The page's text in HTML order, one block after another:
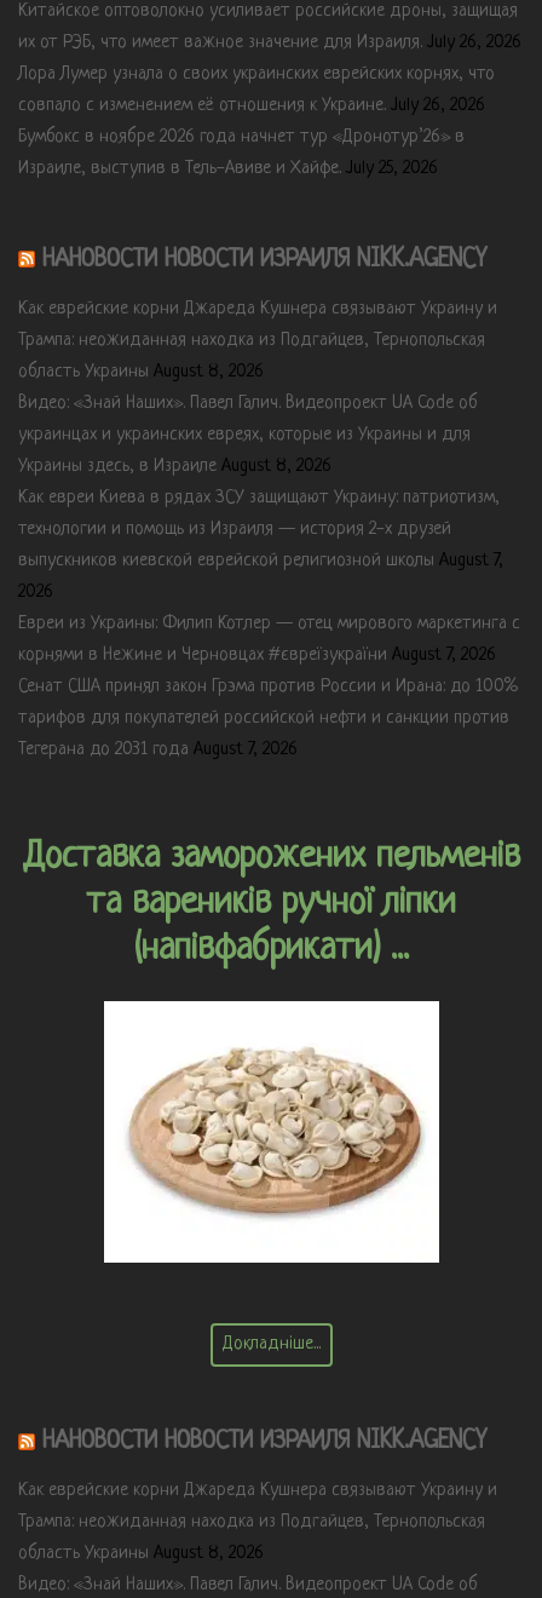
Китайское оптоволокно усиливает российские дроны, защищая
их от РЭБ, что имеет важное значение для Израиля. July 26, 2026
Лора Лумер узнала о своих украинских еврейских корнях, что
совпало с изменением её отношения к Украине. July 26, 2026
Бумбокс в ноябре 2026 года начнет тур «Дронотур’26» в
Израиле, выступив в Тель-Авиве и Хайфе. July 25, 2026
НАНОВОСТИ НОВОСТИ ИЗРАИЛЯ NIKK.AGENCY
Как еврейские корни Джареда Кушнера связывают Украину и
Трампа: неожиданная находка из Подгайцев, Тернопольская
область Украины August 8, 2026
Видео: «Знай Наших». Павел Галич. Видеопроект UA Code об
украинцах и украинских евреях, которые из Украины и для
Украины здесь, в Израиле August 8, 2026
Как евреи Киева в рядах ЗСУ защищают Украину: патриотизм,
технологии и помощь из Израиля — история 2-х друзей
выпускников киевской еврейской религиозной школы August 7,
2026
Евреи из Украины: Филип Котлер — отец мирового маркетинга с
корнями в Нежине и Черновцах #євреїзукраїни August 7, 2026
Сенат США принял закон Грэма против России и Ирана: до 100%
тарифов для покупателей российской нефти и санкции против
Тегерана до 2031 года August 7, 2026
Доставка заморожених пельменів
та вареників ручної ліпки
(напівфабрикати) ...
Докладніше...
НАНОВОСТИ НОВОСТИ ИЗРАИЛЯ NIKK.AGENCY
Как еврейские корни Джареда Кушнера связывают Украину и
Трампа: неожиданная находка из Подгайцев, Тернопольская
область Украины August 8, 2026
Видео: «Знай Наших». Павел Галич. Видеопроект UA Code об